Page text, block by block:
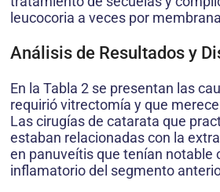
leucocoria a veces por
Análisis de Resultados y
En la Tabla 2 se presentan las
requirió vitrectomía y que
Las cirugías de catarata que
estaban relacionadas con la
en panuveítis que tenían notable
inflamatorio del segmento